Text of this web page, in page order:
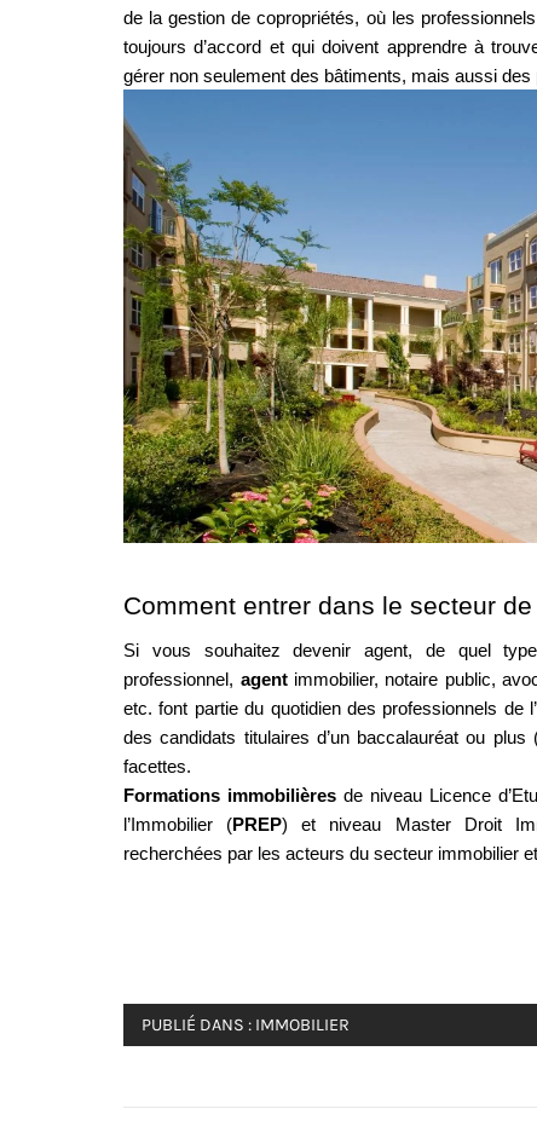
de la gestion de copropriétés, où les
toujours d’accord et qui doivent apprendre à
gérer non seulement des bâtiments, mais aussi des
Comment entrer dans le secteur de
Si vous souhaitez devenir agent, de quel
professionnel, agent immobilier, notaire public,
etc. font partie du quotidien des professionnels de
des candidats titulaires d’un baccalauréat ou
facettes.
Formations immobilières de niveau Licence
l’Immobilier (PREP) et niveau Master Droit
recherchées par les acteurs du secteur immobilier
PUBLIÉ DANS : IMMOBILIER